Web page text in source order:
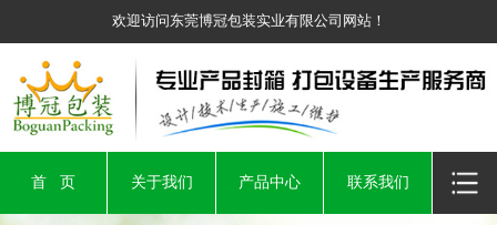
欢迎访问东莞博冠包装实业有限公司网站！
首 页 关于我们 产品中心 联系我们